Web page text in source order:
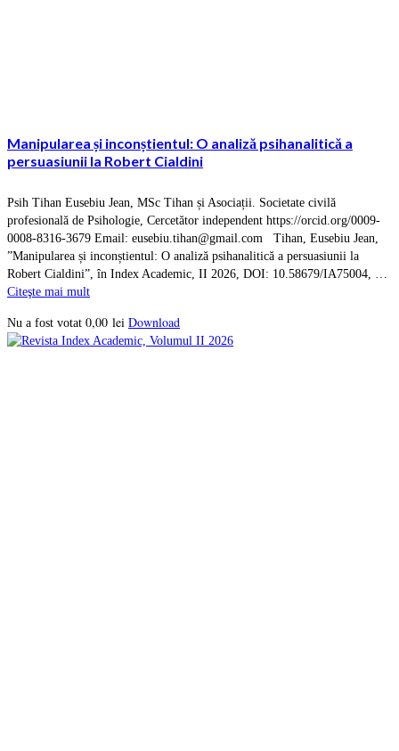
Manipularea și inconștientul: O analiză psihanalitică a
persuasiunii la Robert Cialdini
Psih Tihan Eusebiu Jean, MSc Tihan și Asociații. Societate civilă
profesională de Psihologie, Cercetător independent https://orcid.org/0009-
0008-8316-3679 Email: eusebiu.tihan@gmail.com Tihan, Eusebiu Jean,
”Manipularea și inconștientul: O analiză psihanalitică a persuasiunii la
Robert Cialdini”, în Index Academic, II 2026, DOI: 10.58679/IA75004, …
Citeşte mai mult
Nu a fost votat 0,00 lei Download